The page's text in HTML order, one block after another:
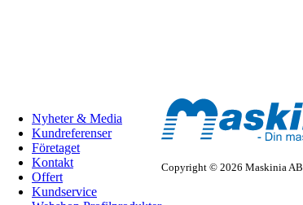
Nyheter & Media
Kundreferenser
Företaget
Kontakt
Offert
Kundservice
Copyright © 2026 Maskinia AB